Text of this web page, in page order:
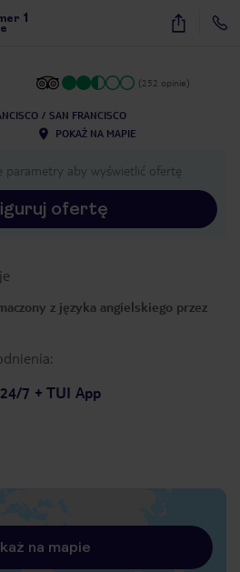
1 9
(252 opinie)
SAN FRANCISCO
POKAŻ NA MAPIE
parametry aby wyświetlić ofertę
ofertę
z języka angielskiego przez
7 + TUI App
na mapie